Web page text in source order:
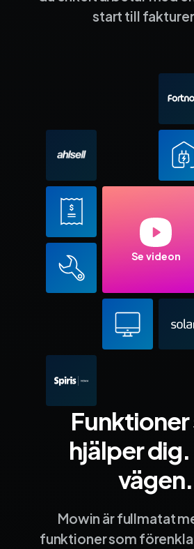
start till
Se videon
Funktioner
hjälper dig.
vägen.
Mowin är fullmatat
funktioner som